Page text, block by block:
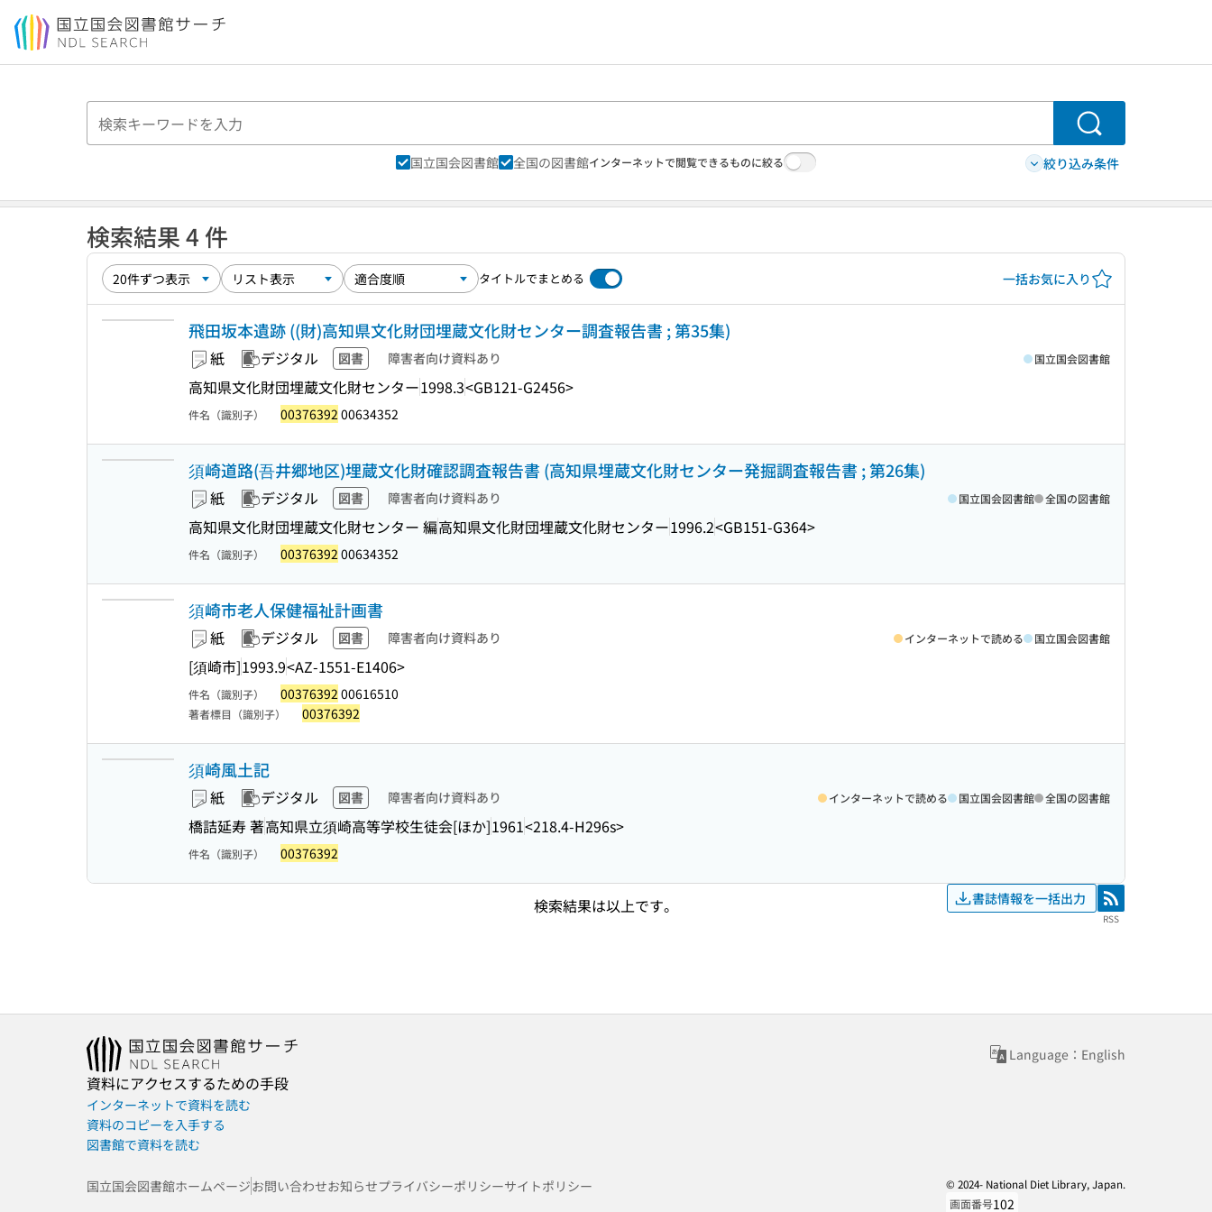
本文へ移動
検索
国立国会図書館 全国の図書館インターネットで閲覧できるものに絞る 絞り込み条件
検索結果 4 件
タイトルでまとめる 一括お気に入り
飛田坂本遺跡 ((財)高知県文化財団埋蔵文化財センター調査報告書 ; 第35集)
紙 デジタル 図書 障害者向け資料あり
高知県文化財団埋蔵文化財センター1998.3<GB121-G2456>
国立国会図書館
件名（識別子） 00376392 00634352
須崎道路(吾井郷地区)埋蔵文化財確認調査報告書 (高知県埋蔵文化財センター発掘調査報告書 ; 第26集)
紙 デジタル 図書 障害者向け資料あり
高知県文化財団埋蔵文化財センター 編高知県文化財団埋蔵文化財センター1996.2<GB151-G364>
国立国会図書館 全国の図書館
件名（識別子） 00376392 00634352
須崎市老人保健福祉計画書
紙 デジタル 図書 障害者向け資料あり
[須崎市]1993.9<AZ-1551-E1406>
インターネットで読める 国立国会図書館
件名（識別子） 00376392 00616510
著者標目（識別子） 00376392
須崎風土記
紙 デジタル 図書 障害者向け資料あり
橋詰延寿 著高知県立須崎高等学校生徒会[ほか]1961<218.4-H296s>
インターネットで読める 国立国会図書館 全国の図書館
件名（識別子） 00376392
検索結果は以上です。 書誌情報を一括出力 RSS
RSS
Language：English
資料にアクセスするための手段
インターネットで資料を読む
資料のコピーを入手する
図書館で資料を読む
国立国会図書館ホームページお問い合わせお知らせプライバシーポリシーサイトポリシー
© 2024- National Diet Library, Japan.
画面番号102